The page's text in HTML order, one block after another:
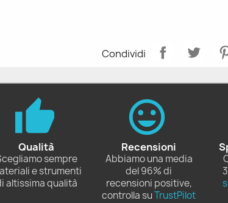
Condividi
Qualità
sempre
e strumenti
altissima qualità
Recensioni
Abbiamo una media
del 96% di
recensioni positive,
controlla suTrustPilot